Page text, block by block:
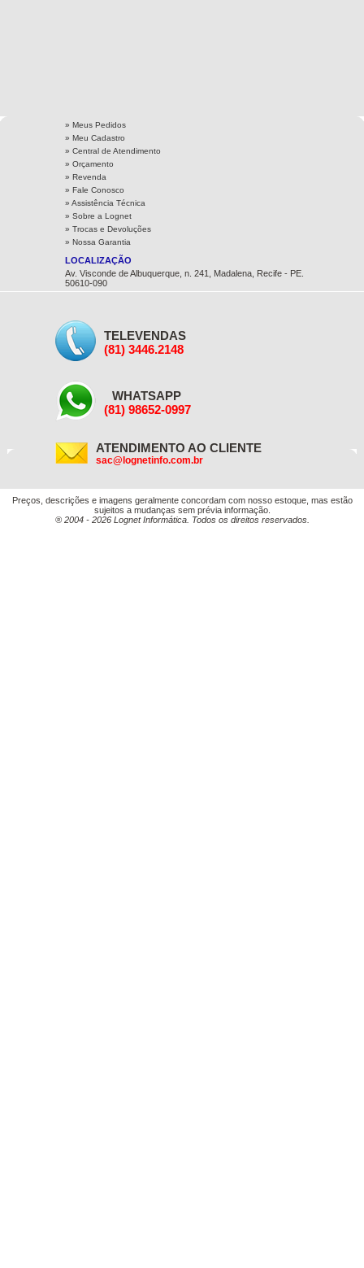
» Meus Pedidos
» Meu Cadastro
» Central de Atendimento
» Orçamento
» Revenda
» Fale Conosco
» Assistência Técnica
» Sobre a Lognet
» Trocas e Devoluções
» Nossa Garantia
LOCALIZAÇÃO
Av. Visconde de Albuquerque, n. 241, Madalena, Recife - PE.
50610-090
Formas de Pagamento
Aceitamos PIX, Cartões, Boleto Bancário, Transferência
Bancária
HORÁRIO DE FUNCIONAMENTO
» Sábado, das 09:00h às 13:00h
TELEVENDAS
(81) 3446.2148
WHATSAPP
(81) 98652-0997
ATENDIMENTO AO CLIENTE
sac@lognetinfo.com.br
Preços, descrições e imagens geralmente concordam com nosso estoque, mas estão
sujeitos a mudanças sem prévia informação.
® 2004 - 2026 Lognet Informática. Todos os direitos reservados.